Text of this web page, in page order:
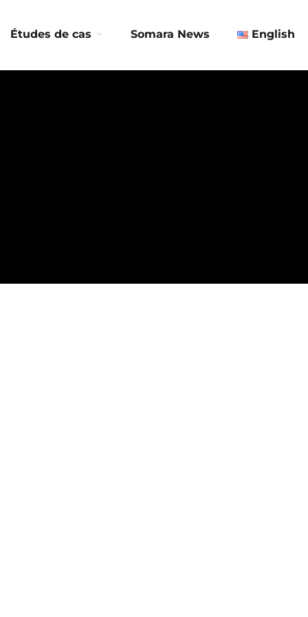
Études de cas Somara News English